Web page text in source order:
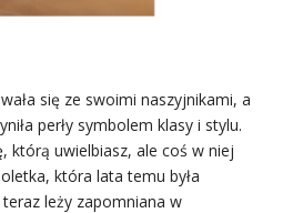
się ze swoimi naszyjnikami, a
perły symbolem klasy i stylu.
którą uwielbiasz, ale coś w niej
która lata temu była
leży zapomniana w